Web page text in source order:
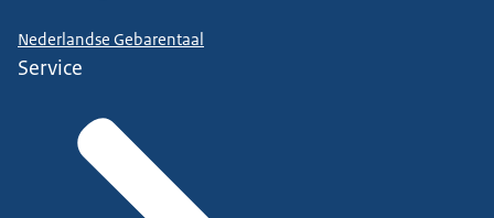
Nederlandse Gebarentaal
Service